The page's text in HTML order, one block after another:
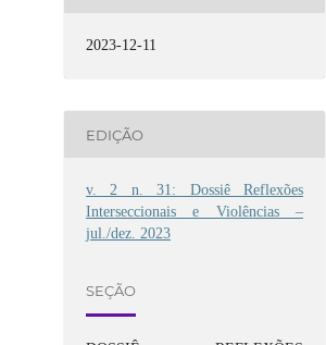
2023-12-11
EDIÇÃO
v. 2 n. 31: Dossiê Reflexões
Interseccionais e Violências –
jul./dez. 2023
SEÇÃO